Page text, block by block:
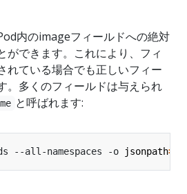
内のimageフィールドへの絶対
ができます。これにより、フィ
れている場合でも正しいフィー
。多くのフィールドは与えられ
と呼ばれます:
--all-namespaces -o jsonpath=